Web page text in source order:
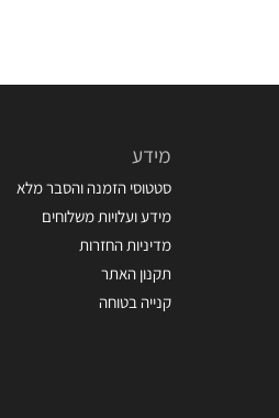
מידע
סטטוסי הזמנה והסבר מלא
מידע ועלויות משלוחים
מדיניות החזרות
תקנון האתר
קנייה בטוחה